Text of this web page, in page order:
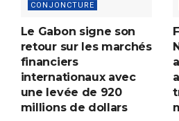
CONJONCTURE
Le Gabon signe son
retour sur les marchés
financiers
internationaux avec
une levée de 920
millions de dollars